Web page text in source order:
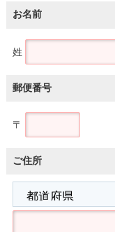
お名前
姓
郵便番号
〒
ご住所